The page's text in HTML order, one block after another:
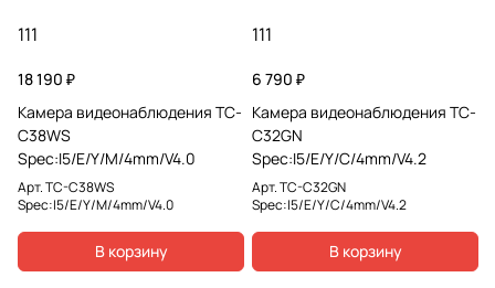
111
18 190 ₽
Камера видеонаблюдения TC-
C38WS
Spec:I5/E/Y/M/4mm/V4.0
Арт.TC-C38WS
Spec:I5/E/Y/M/4mm/V4.0
В корзину
111
6 790 ₽
Камера видеонаблюдения TC-
C32GN
Spec:I5/E/Y/C/4mm/V4.2
Арт.TC-C32GN
Spec:I5/E/Y/C/4mm/V4.2
В корзину